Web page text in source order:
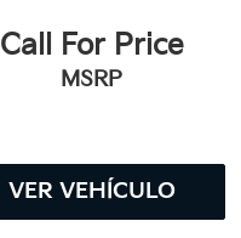
Call For Price
MSRP
VER VEHÍCULO